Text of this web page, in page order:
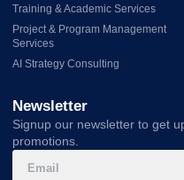
Training & Academic Services
Project & Program Management
Services
AI Strategy Consulting
Newsletter
Signup our newsletter to get
promotions.